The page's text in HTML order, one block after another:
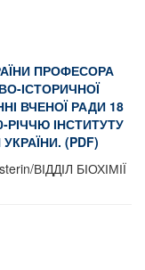
ПРОФЕСОРА
ІСТОРИЧНОЇ
ВЧЕНОЇ РАДИ 18
РІЧЧЮ ІНСТИТУТУ
(PDF)
ВІДДІЛ БІОХІМІЇ
ВІДДІЛУ ХІМІЇ ТА
ІНСТИТУТУ БІОХІМІЇ